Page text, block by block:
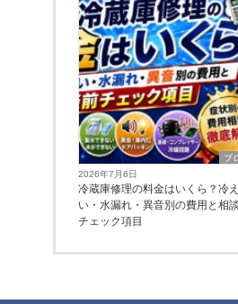
ブ
2026年7月6日
冷蔵庫修理の料金はいくら？冷
い・水漏れ・異音別の費用と相
チェック項目